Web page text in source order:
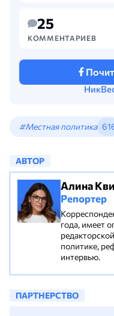
время работает с
25
КОММЕНТАРИЕВ
#Местная политика
АВТОР
Алина
Репортер
года, имеет
политике,
интервью.
ПАРТНЕРСТВО